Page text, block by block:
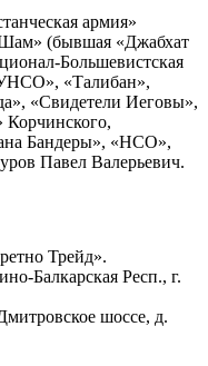
армия»
(бывшая «Джабхат
Большевистская
«Талибан»,
«Свидетели Иеговы»,
Бандеры», «НСО»,
Павел Валерьевич.
Трейд».
Балкарская Респ., г.
шоссе, д.